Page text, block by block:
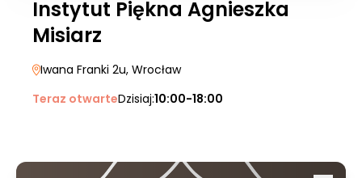
Instytut Piękna Agnieszka
Misiarz
Iwana Franki 2u, Wrocław
Teraz otwarteDzisiaj:10:00-18:00